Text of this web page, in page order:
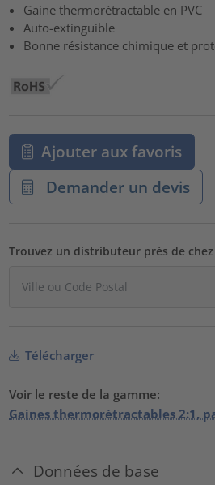
Gaine thermorétractable en PVC
Auto-extinguible
Bonne résistance chimique et
Ajouter aux favoris
Demander un devis
Trouvez un distributeur près de chez
Télécharger
Voir le reste de la gamme:
Gaines thermorétractables 2:1,
Données de base